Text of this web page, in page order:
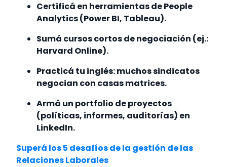
Certificá en herramientas de People
Analytics (Power BI, Tableau).
Sumá cursos cortos de negociación (ej.:
Harvard Online).
Practicá tu inglés: muchos sindicatos
negocian con casas matrices.
Armá un portfolio de proyectos
(políticas, informes, auditorías) en
LinkedIn.
Superá los 5 desafíos de la gestión de las
Relaciones Laborales